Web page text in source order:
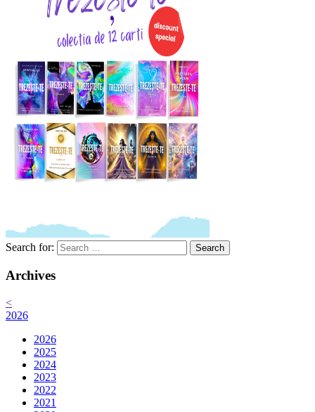
Search for: Search
Archives
<
2026
2026
2025
2024
2023
2022
2021